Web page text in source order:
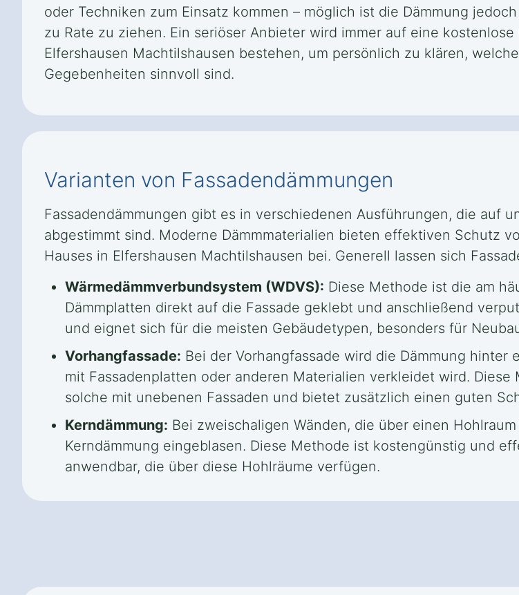
oder Techniken zum Einsatz kommen – möglich ist die Dämmung
zu Rate zu ziehen. Ein seriöser Anbieter wird immer auf eine
Elfershausen Machtilshausen bestehen, um persönlich zu klären,
Gegebenheiten sinnvoll sind.
Varianten von Fassadendämmungen
Fassadendämmungen gibt es in verschiedenen Ausführungen, die auf
abgestimmt sind. Moderne Dämmmaterialien bieten effektiven Schutz
Hauses in Elfershausen Machtilshausen bei. Generell lassen sich
Wärmedämmverbundsystem (WDVS): Diese Methode ist die am
Dämmplatten direkt auf die Fassade geklebt und anschließend
und eignet sich für die meisten Gebäudetypen, besonders für
Vorhangfassade: Bei der Vorhangfassade wird die Dämmung
mit Fassadenplatten oder anderen Materialien verkleidet wird.
solche mit unebenen Fassaden und bietet zusätzlich einen guten
Kerndämmung: Bei zweischaligen Wänden, die über einen
Kerndämmung eingeblasen. Diese Methode ist kostengünstig und
anwendbar, die über diese Hohlräume verfügen.